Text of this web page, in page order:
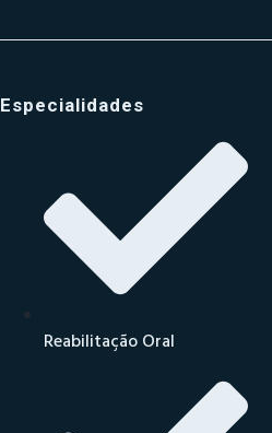
Especialidades
Reabilitação Oral